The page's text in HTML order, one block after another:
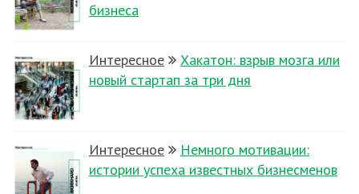
бизнеса
Интересное
Хакатон: взрыв мозга или
новый стартап за три дня
Интересное
Немного мотивации:
истории успеха известных бизнесменов